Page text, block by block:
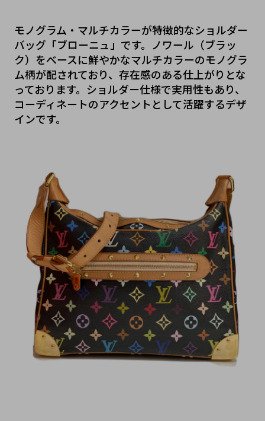
モノグラム・マルチカラーが特徴的なショルダー
バッグ「ブローニュ」です。ノワール（ブラッ
ク）をベースに鮮やかなマルチカラーのモノグラ
ム柄が配されており、存在感のある仕上がりとな
っております。ショルダー仕様で実用性もあり、
コーディネートのアクセントとして活躍するデザ
インです。